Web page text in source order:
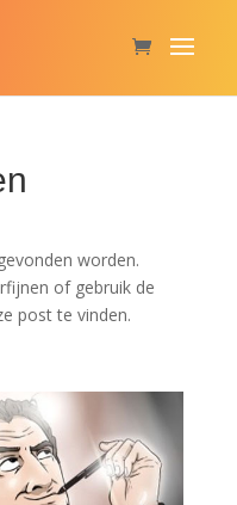
worden.
of gebruik de
post te vinden.